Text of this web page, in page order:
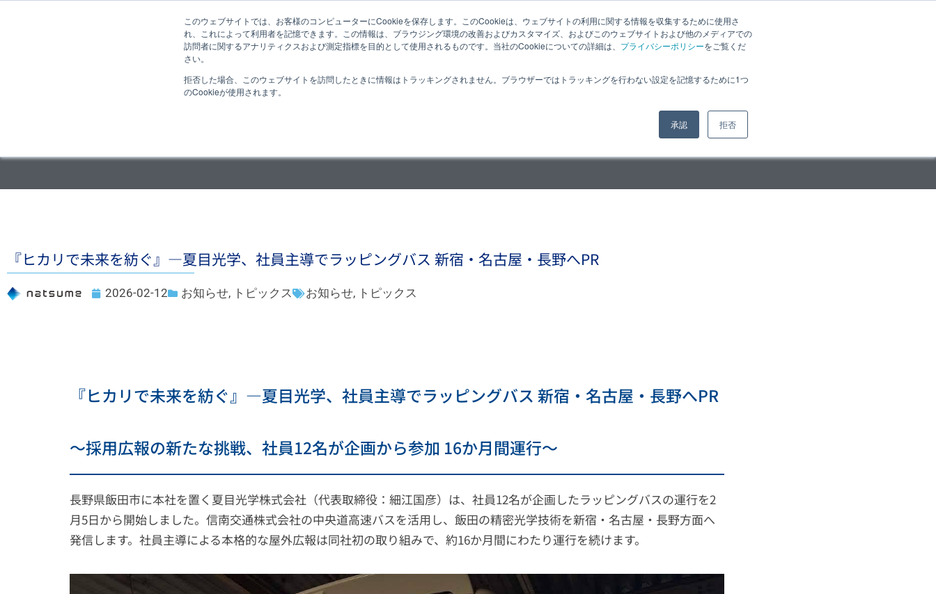
このウェブサイトでは、お客様のコンピューターにCookieを保存します。このCookieは、ウェブサイトの利用に関する情報を収集するために使用さ
れ、これによって利用者を記憶できます。この情報は、ブラウジング環境の改善およびカスタマイズ、およびこのウェブサイトおよび他のメディアでの
訪問者に関するアナリティクスおよび測定指標を目的として使用されるものです。当社のCookieについての詳細は、 プライバシーポリシーをご覧くだ
さい。
拒否した場合、このウェブサイトを訪問したときに情報はトラッキングされません。ブラウザーではトラッキングを行わない設定を記憶するために1つ
のCookieが使用されます。
承認 拒否
夏目光学とは 適応分野 オプティクス ヒカリの豆知識 お知らせ 採用案内
『ヒカリで未来を紡ぐ』―夏目光学、社員主導でラッピングバス 新宿・名古屋・長野へPR
2026-02-12 お知らせ, トピックス お知らせ, トピックス
『ヒカリで未来を紡ぐ』―夏目光学、社員主導でラッピングバス 新宿・名古屋・長野へPR
〜採用広報の新たな挑戦、社員12名が企画から参加 16か月間運行〜
長野県飯田市に本社を置く夏目光学株式会社（代表取締役：細江国彦）は、社員12名が企画したラッピングバスの運行を2
月5日から開始しました。信南交通株式会社の中央道高速バスを活用し、飯田の精密光学技術を新宿・名古屋・長野方面へ
発信します。社員主導による本格的な屋外広報は同社初の取り組みで、約16か月間にわたり運行を続けます。